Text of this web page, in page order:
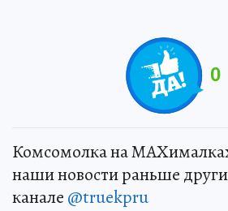
0
Комсомолка на
наши новости раньше
канале @truekpru